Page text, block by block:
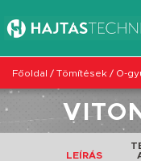
Főoldal / Tömítések / O-
LEÍRÁS